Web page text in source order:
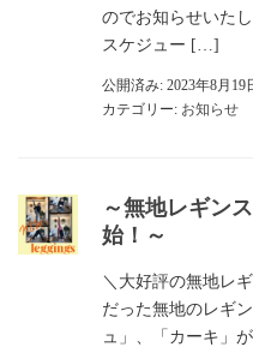
のでお知らせいた
スケジュー […]
公開済み: 2023年8月19
カテゴリー: お知らせ
～無地レギン
始！～
＼大好評の無地レ
だった無地のレギ
ュ」、「カーキ」